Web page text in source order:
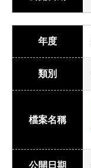
年度
類別
檔案名稱
公開日期